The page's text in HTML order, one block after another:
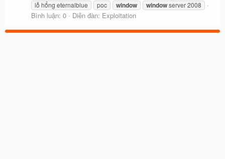
lỗ hổng eternalblue
poc window windowserver 2008
Bình luận: 0 Diễn đàn: Exploitation